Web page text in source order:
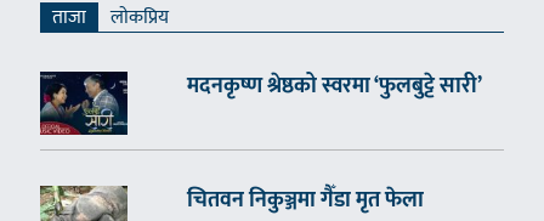
ताजा लाेकप्रिय
मदनकृष्ण श्रेष्ठको स्वरमा ‘फुलबुट्टे सारी’
चितवन निकुञ्जमा गैँडा मृत फेला